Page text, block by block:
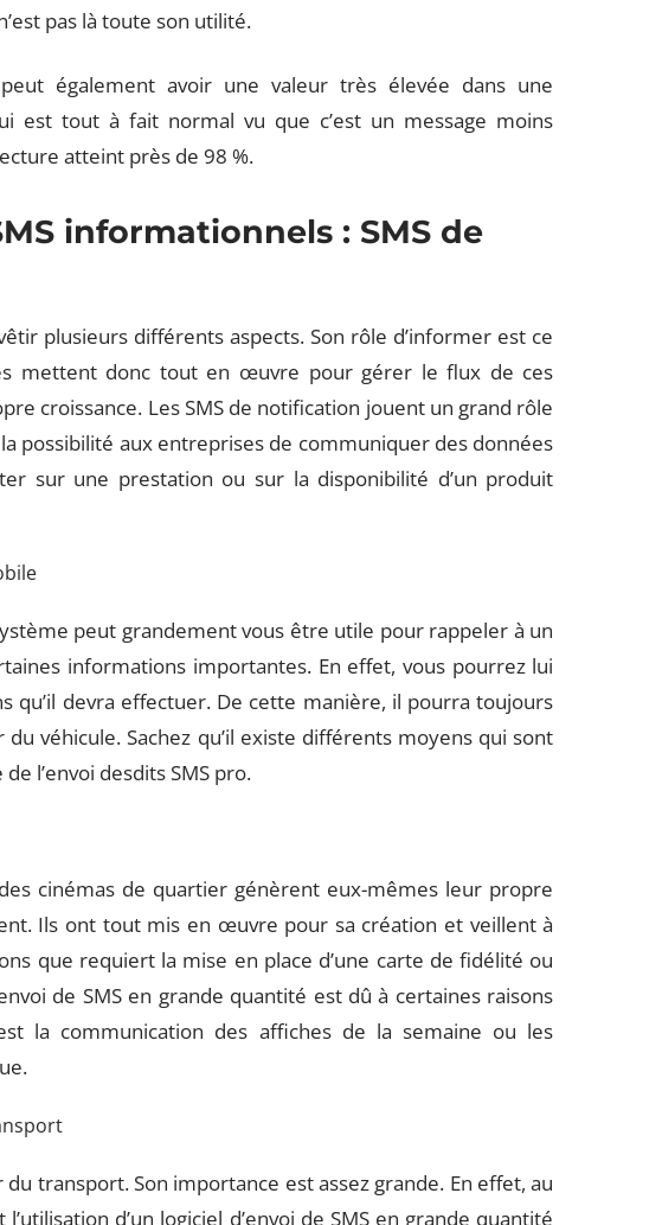
pas là toute son utilité.
également avoir une valeur très élevée dans une
est tout à fait normal vu que c’est un message moins
atteint près de 98 %.
informationnels : SMS de
plusieurs différents aspects. Son rôle d’informer est ce
mettent donc tout en œuvre pour gérer le flux de ces
croissance. Les SMS de notification jouent un grand rôle
possibilité aux entreprises de communiquer des données
sur une prestation ou sur la disponibilité d’un produit
peut grandement vous être utile pour rappeler à un
informations importantes. En effet, vous pourrez lui
qu’il devra effectuer. De cette manière, il pourra toujours
véhicule. Sachez qu’il existe différents moyens qui sont
l’envoi desdits SMS pro.
cinémas de quartier génèrent eux-mêmes leur propre
Ils ont tout mis en œuvre pour sa création et veillent à
que requiert la mise en place d’une carte de fidélité ou
de SMS en grande quantité est dû à certaines raisons
la communication des affiches de la semaine ou les
transport. Son importance est assez grande. En effet, au
d’un logiciel d’envoi de SMS en grande quantité